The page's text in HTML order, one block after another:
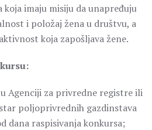
koja imaju misiju da unapređuju
i položaj žena u društvu, a
koja zapošljava žene.
Agenciji za privredne registre ili
poljoprivrednih gazdinstava
dana raspisivanja konkursa;